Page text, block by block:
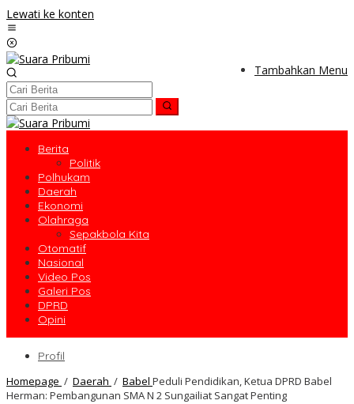
Lewati ke konten
Tambahkan Menu
Berita
Politik
Polhukam
Daerah
Ekonomi
Olahraga
Sepakbola Kita
Otomatif
Nasional
Video Pos
Galeri Pos
DPRD
Opini
Profil
Homepage / Daerah / Babel Peduli Pendidikan, Ketua DPRD Babel
Herman: Pembangunan SMA N 2 Sungailiat Sangat Penting